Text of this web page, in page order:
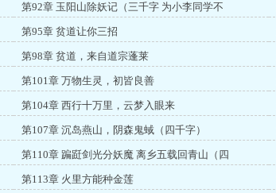
第92章 玉阳山除妖记（三千字 为小李同学不
第95章 贫道让你三招
第98章 贫道，来自道宗蓬莱
第101章 万物生灵，初皆良善
第104章 西行十万里，云梦入眼来
第107章 沉岛燕山，阴森鬼蜮（四千字）
第110章 蹁跹剑光分妖魔 离乡五载回青山（四
第113章 火里方能种金莲